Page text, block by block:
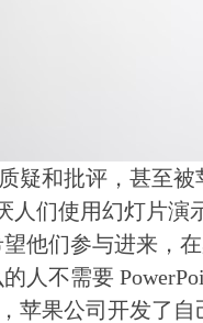
疑和批评，甚至
人们使用幻灯片
他们参与进来，
人不需要
苹果公司开发了